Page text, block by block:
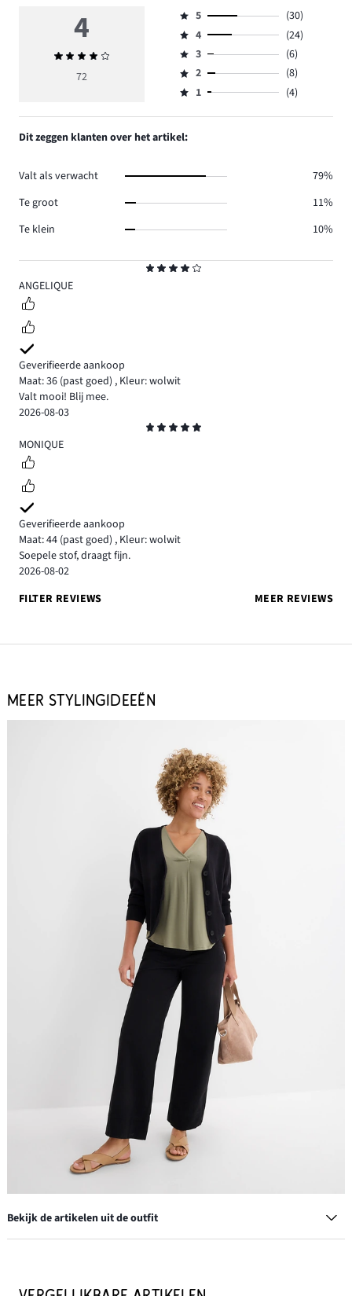
4
ANGELIQUE
Geverifieerde aankoop
Maat: 36 (past goed) , Kleur: wolwit
Valt mooi! Blij mee.
2026-08-03
5
MONIQUE
Geverifieerde aankoop
Maat: 44 (past goed) , Kleur: wolwit
Soepele stof, draagt fijn.
2026-08-02
FILTER REVIEWS
MEER REVIEWS
4
Gemiddelde
beoordeling
72
Beoordeling
5,
aantal
reviews
30.
5
(30)
Beoordeling
4,
aantal
reviews
4
(24)
Beoordeling
3,
aantal
3
(6)
Beoordeling
2,
8.
2
(8)
Beoordeling
1,
aantal
reviews
1 (4)
Dit zeggen klanten over het artikel:
Valt als verwacht
79%
Te groot
11%
Te klein
10%
MEER STYLINGIDEEËN
Bekijk de artikelen uit de outfit